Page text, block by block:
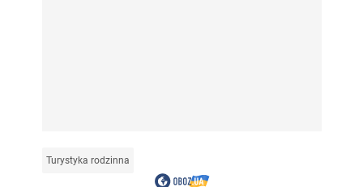
Turystyka rodzinna